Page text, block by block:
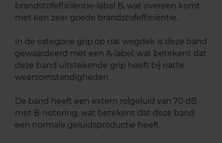
brandstofefficiëntie-label B, wat overeen komt
met een zeer goede brandstofefficiëntie.
In de categorie grip op nat wegdek is deze band
gewaardeerd met een A-label, wat betekent dat
deze band uitstekende grip heeft bij natte
weersomstandigheden.
De band heeft een extern rolgeluid van 70 dB
met B-notering, wat betekent dat deze band
een normale geluidsproductie heeft.